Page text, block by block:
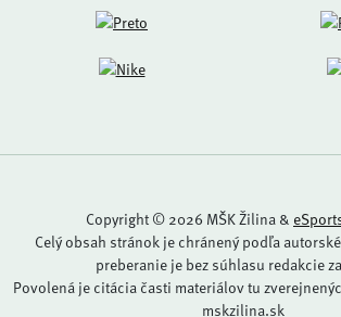
Copyright © 2026 MŠK Žilina &
Celý obsah stránok je chránený podľa
preberanie je bez súhlasu redakcie
Povolená je citácia časti materiálov tu
mskzilina.sk